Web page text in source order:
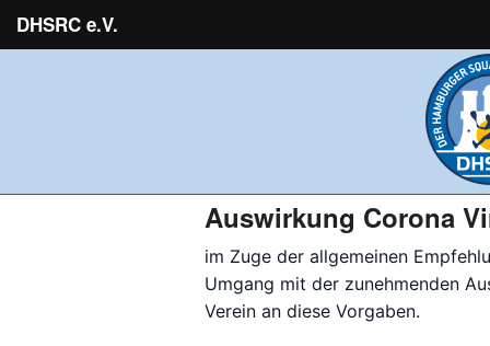
DHSRC e.V.
Auswirkung Corona
im Zuge der allgemeinen
Umgang mit der zunehmenden
Verein an diese Vorgaben.